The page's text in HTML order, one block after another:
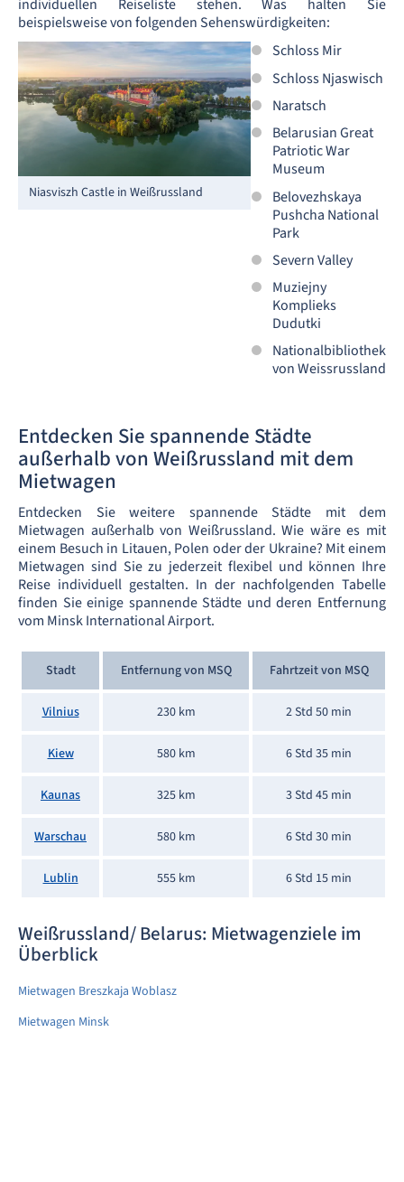
individuellen Reiseliste stehen. Was halten Sie
beispielsweise von folgenden Sehenswürdigkeiten:
Niasviszh Castle in Weißrussland
Schloss Mir
Schloss Njaswisch
Naratsch
Belarusian Great
Patriotic War
Museum
Belovezhskaya
Pushcha National
Park
Severn Valley
Muziejny
Komplieks
Dudutki
Nationalbibliothek
von Weissrussland
Entdecken Sie spannende Städte
außerhalb von Weißrussland mit dem
Mietwagen
Entdecken Sie weitere spannende Städte mit dem
Mietwagen außerhalb von Weißrussland. Wie wäre es mit
einem Besuch in Litauen, Polen oder der Ukraine? Mit einem
Mietwagen sind Sie zu jederzeit flexibel und können Ihre
Reise individuell gestalten. In der nachfolgenden Tabelle
finden Sie einige spannende Städte und deren Entfernung
vom Minsk International Airport.
Stadt Entfernung von MSQ Fahrtzeit von MSQ
Vilnius 230 km 2 Std 50 min
Kiew 580 km 6 Std 35 min
Kaunas 325 km 3 Std 45 min
Warschau 580 km 6 Std 30 min
Lublin 555 km 6 Std 15 min
Weißrussland/ Belarus: Mietwagenziele im
Überblick
Mietwagen Breszkaja Woblasz
Mietwagen Minsk